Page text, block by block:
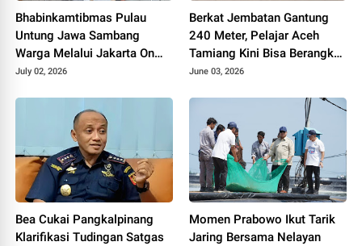
Bhabinkamtibmas Pulau
Untung Jawa Sambang
Warga Melalui Jakarta On
The Spot, Sosialisasikan
July 02, 2026
Berkat Jembatan Gantung
240 Meter, Pelajar Aceh
Tamiang Kini Bisa Berangkat
Sekolah dengan Mudah
June 03, 2026
Bea Cukai Pangkalpinang
Klarifikasi Tudingan Satgas
Momen Prabowo Ikut Tarik
Jaring Bersama Nelayan